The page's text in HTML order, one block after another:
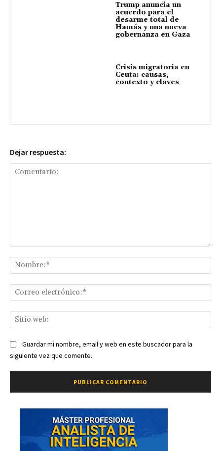
Trump anuncia un
acuerdo para el
desarme total de
Hamás y una nueva
gobernanza en Gaza
Crisis migratoria en
Ceuta: causas,
contexto y claves
Dejar respuesta:
Guardar mi nombre, email y web en este buscador para la
siguiente vez que comente.